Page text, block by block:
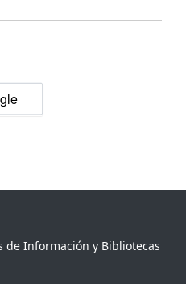
de Información y Bibliotecas